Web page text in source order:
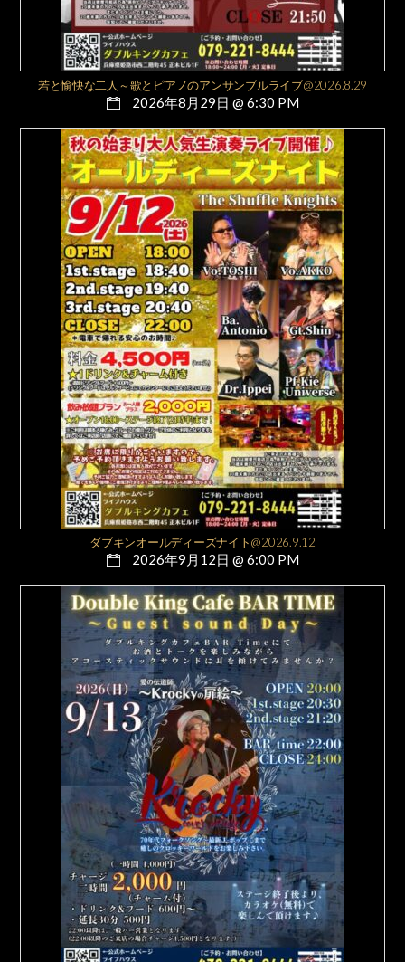
若と愉快な二人～歌とピアノのアンサンブルライブ@2026.8.29
2026年8月29日 @ 6:30 PM
ダブキンオールディーズナイト@2026.9.12
2026年9月12日 @ 6:00 PM